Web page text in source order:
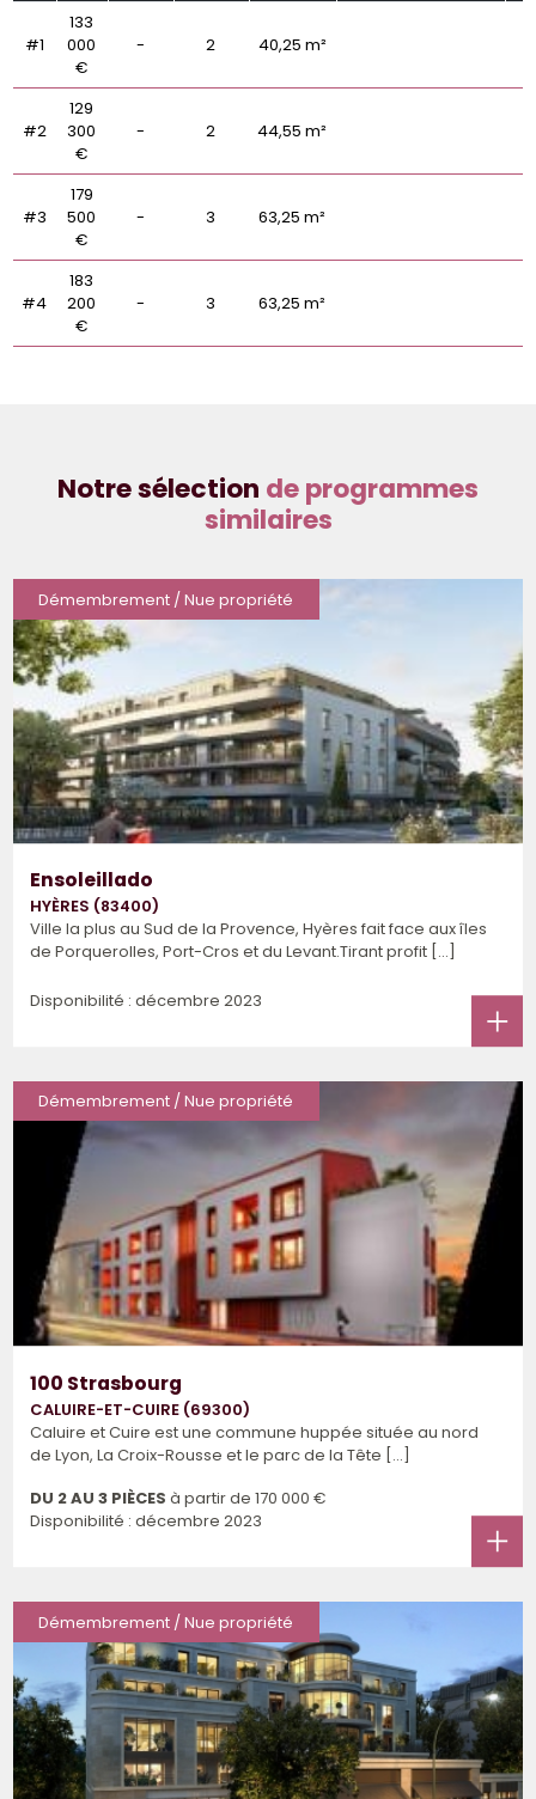
#1
133
000
€
- 2 40,25 m²
#2
129
300
€
- 2 44,55 m²
#3
179
500
€
- 3 63,25 m²
#4
183
200
€
- 3 63,25 m²
Notre sélection de programmes
similaires
Démembrement / Nue propriété
Ensoleillado
HYÈRES (83400)
Ville la plus au Sud de la Provence, Hyères fait face aux îles
de Porquerolles, Port-Cros et du Levant.Tirant profit [...]
Disponibilité : décembre 2023
Démembrement / Nue propriété
100 Strasbourg
CALUIRE-ET-CUIRE (69300)
Caluire et Cuire est une commune huppée située au nord
de Lyon, La Croix-Rousse et le parc de la Tête [...]
DU 2 AU 3 PIÈCES à partir de 170 000 €
Disponibilité : décembre 2023
Démembrement / Nue propriété